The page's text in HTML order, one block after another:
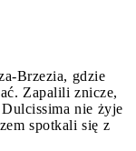
Brzezia, gdzie
Zapalili znicze,
nie żyje
spotkali się z